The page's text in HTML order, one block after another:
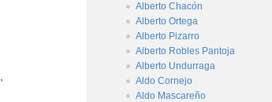
Alberto Chacón
Alberto Ortega
Alberto Pizarro
Alberto Robles Pantoja
Alberto Undurraga
Aldo Cornejo
Aldo Mascareño